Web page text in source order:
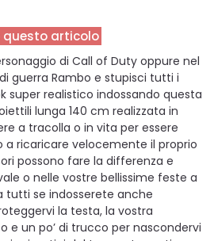
questo articolo
di Call of Duty oppure nel
guerra Rambo e stupisci tutti i
super realistico indossando questa
lunga 140 cm realizzata in
a tracolla o in vita per essere
ricaricare velocemente il proprio
possono fare la differenza e
o nelle vostre bellissime feste a
tutti se indosserete anche
la testa, la vostra
e un po’ di trucco per nascondervi